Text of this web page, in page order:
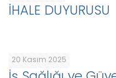
İHALE DUYURUSU
20 Kasım 2025